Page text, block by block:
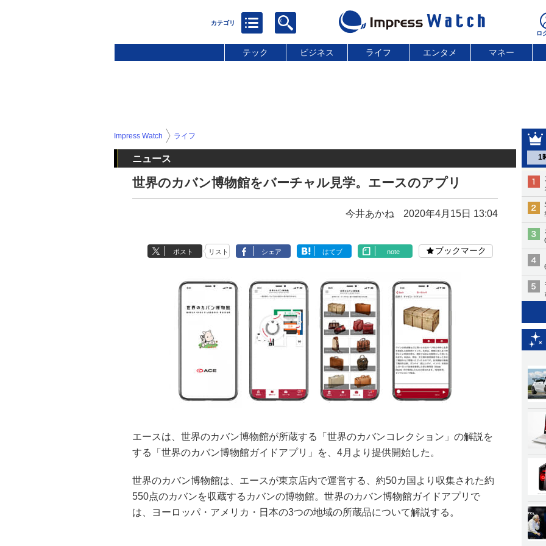
テック ビジネス ライフ エンタメ マネー
1
Impress Watch ライフ
ニュース
世界のカバン博物館をバーチャル見学。エースのアプリ
今井あかね 2020年4月15日 13:04
ポスト リスト シェア はてブ note ブックマーク
エースは、世界のカバン博物館が所蔵する「世界のカバンコレクション」の解説を
する「世界のカバン博物館ガイドアプリ」を、4月より提供開始した。
世界のカバン博物館は、エースが東京店内で運営する、約50カ国より収集された約
550点のカバンを収蔵するカバンの博物館。世界のカバン博物館ガイドアプリで
は、ヨーロッパ・アメリカ・日本の3つの地域の所蔵品について解説する。